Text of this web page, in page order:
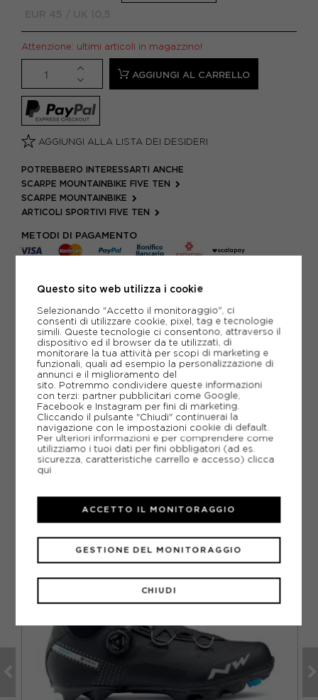
Attenzione: ultimi articoli in magazzino!
AGGIUNGI AL CARRELLO
AGGIUNGI ALLA LISTA DEI DESIDERI
POTREBBERO INTERESSARTI ANCHE
SCARPE MOUNTAINBIKE FIVE TEN
SCARPE MOUNTAINBIKE
ARTICOLI SPORTIVI FIVE TEN
METODI DI PAGAMENTO
PIÙ INFORMAZIONI
SCHEDA TECNICA
GUIDA ALLE TAGLIE
DOMANDE FREQUENTI
Come ordinare la taglia giusta?
Questo sito web utilizza i cookie
Selezionando "Accetto il monitoraggio", ci
consenti di utilizzare cookie, pixel, tag e tecnologie
simili. Queste tecnologie ci consentono, attraverso il
dispositivo ed il browser da te utilizzati, di
monitorare la tua attività per scopi di marketing e
funzionali, quali ad esempio la personalizzazione di
annunci e il miglioramento del
sito. Potremmo condividere queste informazioni
con terzi: partner pubblicitari come Google,
Facebook e Instagram per fini di marketing.
Cliccando il pulsante "Chiudi" continuerai la
navigazione con le impostazioni cookie di default.
Per ulteriori informazioni e per comprendere come
utilizziamo i tuoi dati per fini obbligatori (ad es.
sicurezza, caratteristiche carrello e accesso) clicca
qui
CHIUDI
GESTIONE DEL MONITORAGGIO
ACCETTO IL MONITORAGGIO